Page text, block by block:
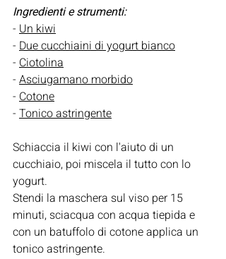
Ingredienti e strumenti:
- Un kiwi
- Due cucchiaini di yogurt bianco
- Ciotolina
- Asciugamano morbido
- Cotone
- Tonico astringente
Schiaccia il kiwi con l'aiuto di un
cucchiaio, poi miscela il tutto con lo
yogurt.
Stendi la maschera sul viso per 15
minuti, sciacqua con acqua tiepida e
con un batuffolo di cotone applica un
tonico astringente.